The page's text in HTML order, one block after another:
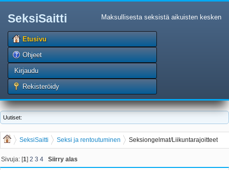
SeksiSaitti Maksullisesta seksistä aikuisten kesken
Etusivu
Ohjeet
Kirjaudu
Rekisteröidy
Uutiset:
SeksiSaitti Seksi ja rentoutuminen Seksiongelmat/Liikuntarajoitteet
Sivuja: [1]2 3 4 Siirry alas